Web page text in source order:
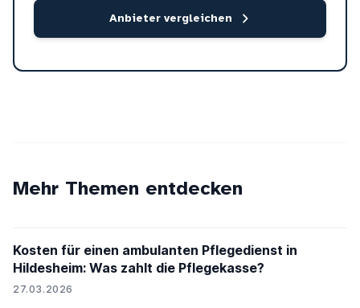
Anbieter vergleichen
Mehr Themen entdecken
Kosten für einen ambulanten Pflegedienst in
Hildesheim: Was zahlt die Pflegekasse?
27.03.2026